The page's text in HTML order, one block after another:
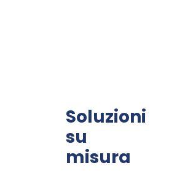
Soluzioni
su
misura